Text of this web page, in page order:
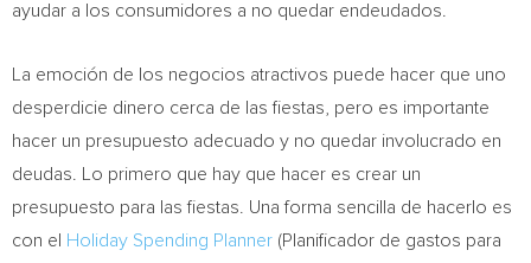
ayudar a los consumidores a no quedar endeudados.
La emoción de los negocios atractivos puede hacer que uno
desperdicie dinero cerca de las fiestas, pero es importante
hacer un presupuesto adecuado y no quedar involucrado en
deudas. Lo primero que hay que hacer es crear un
presupuesto para las fiestas. Una forma sencilla de hacerlo es
con el
Holiday Spending Planner (Planificador de gastos para